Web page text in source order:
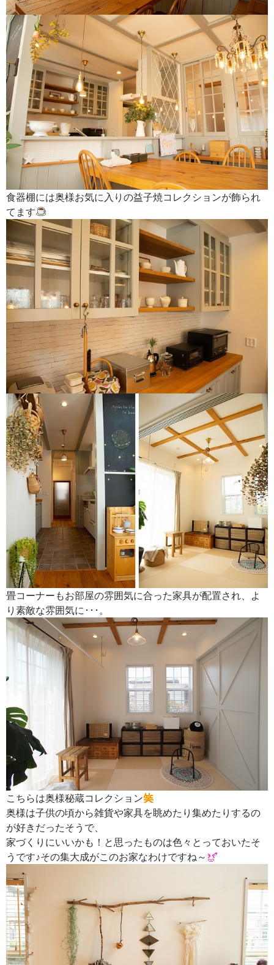
食器棚には奥様お気に入りの益子焼コレクションが飾られ
てます
畳コーナーもお部屋の雰囲気に合った家具が配置され、よ
り素敵な雰囲気に･･･。
こちらは奥様秘蔵コレクション
奥様は子供の頃から雑貨や家具を眺めたり集めたりするの
が好きだったそうで、
家づくりにいいかも！と思ったものは色々とっておいたそ
うです♪その集大成がこのお家なわけですね～